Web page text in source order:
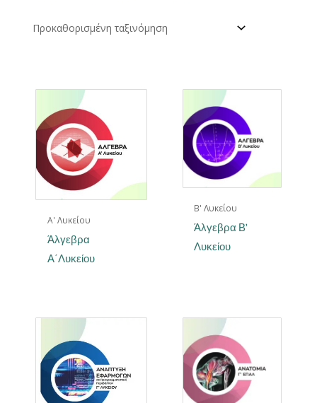
Α' Λυκείου
Άλγεβρα
Α΄Λυκείου
Β' Λυκείου
Άλγεβρα Β’
Λυκείου